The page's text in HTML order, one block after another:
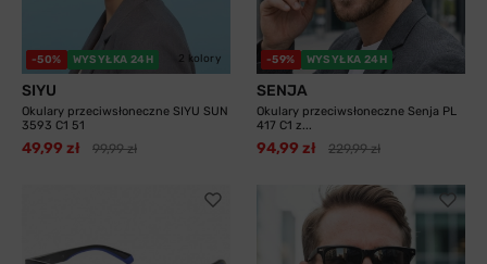
-50% WYSYŁKA 24H 2 kolory
SIYU
Okulary przeciwsłoneczne SIYU SUN
3593 C1 51
49,99 zł 99,99 zł
-59% WYSYŁKA 24H
SENJA
Okulary przeciwsłoneczne Senja PL
417 C1 z...
94,99 zł 229,99 zł